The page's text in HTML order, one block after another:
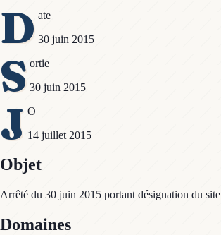
D ate
30 juin 2015
S ortie
30 juin 2015
J O
14 juillet 2015
Objet
Arrêté du 30 juin 2015 portant désignation du
Domaines